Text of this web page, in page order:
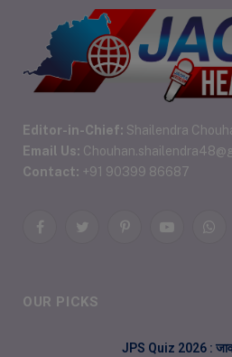
Editor-in-Chief: Shailendra
Email Us:
Contact: +91 90399 86687
FacebookTwitterPinterestYouTube
OUR PICKS
JPS Quiz 2026 :